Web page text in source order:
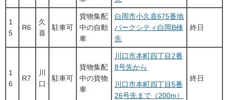
1
5
R6
久
喜
駐車可
貨物集配
中の自動
車
白岡市小久喜675番地
パークシティ白岡B棟
先
終日
1
6
R7
川
口
駐車可
貨物集配
中の貨物
車
川口市本町四丁目2番
8号先から
川口市本町四丁目5番
26号先まで（200m）
終日